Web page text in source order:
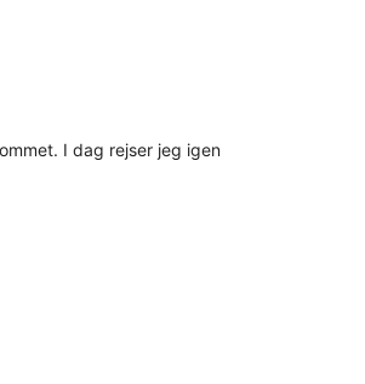
I dag rejser jeg igen